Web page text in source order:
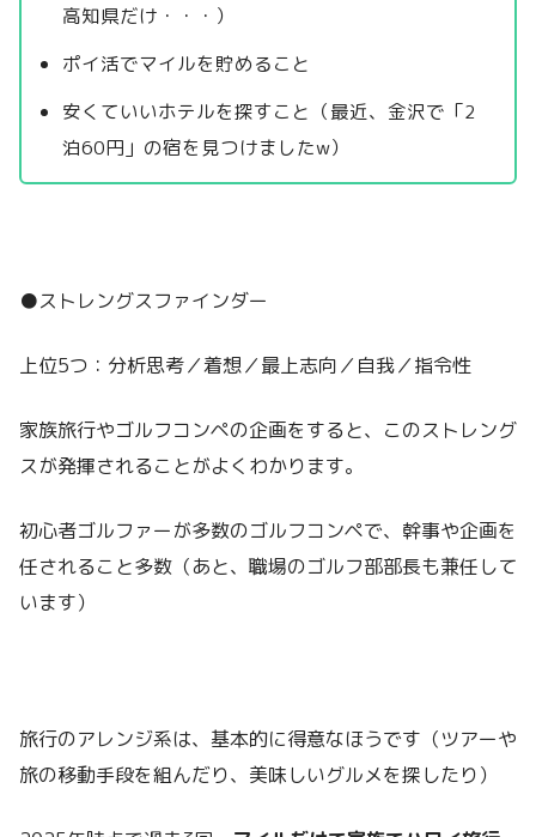
高知県だけ・・・）
ポイ活でマイルを貯めること
安くていいホテルを探すこと（最近、金沢で「2
泊60円」の宿を見つけましたw）
●ストレングスファインダー
上位5つ：分析思考／着想／最上志向／自我／指令性
家族旅行やゴルフコンペの企画をすると、このストレング
スが発揮されることがよくわかります。
初心者ゴルファーが多数のゴルフコンペで、幹事や企画を
任されること多数（あと、職場のゴルフ部部長も兼任して
います）
旅行のアレンジ系は、基本的に得意なほうです（ツアーや
旅の移動手段を組んだり、美味しいグルメを探したり）